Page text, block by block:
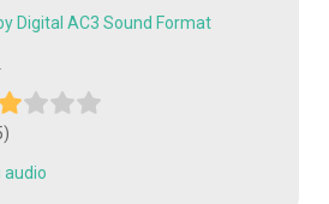
Digital AC3 Sound Format
audio